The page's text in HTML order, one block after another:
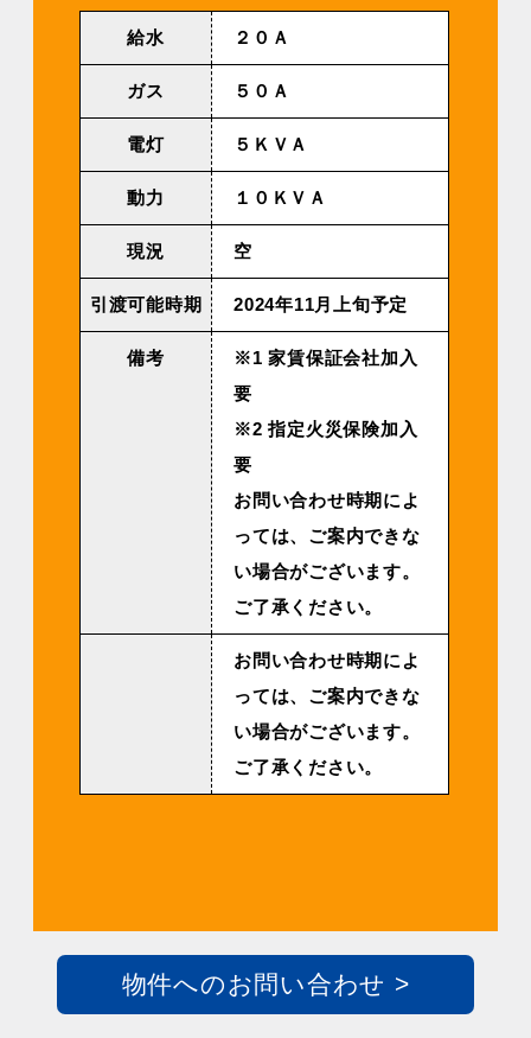
給⽔ ２０Ａ
ガス ５０Ａ
電灯 ５ＫＶＡ
動⼒ １０ＫＶＡ
現況 空
引渡可能時期 2024年11⽉上旬予定
備考
※1 家賃保証会社加入
要
※2 指定火災保険加入
要
お問い合わせ時期によ
っては、ご案内できな
い場合がございます。
ご了承ください。
お問い合わせ時期によ
っては、ご案内できな
い場合がございます。
ご了承ください。
物件へのお問い合わせ >